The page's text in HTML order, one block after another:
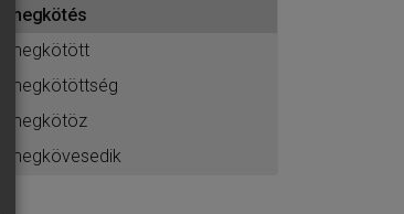
megkötés
megkötött
megkötöttség
megkötöz
megkövesedik